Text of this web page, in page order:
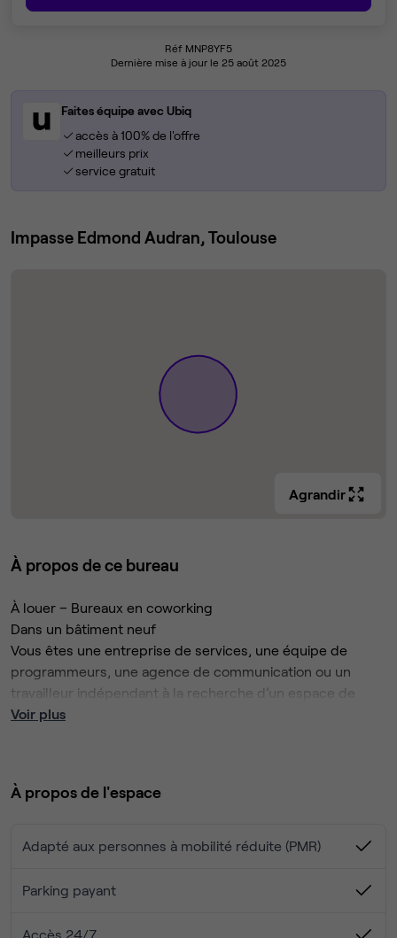
Réf MNP8YF5
Dernière mise à jour le 25 août 2025
Faites équipe avec Ubiq
accès à 100% de l'offre
meilleurs prix
service gratuit
Impasse Edmond Audran, Toulouse
Agrandir
À propos de ce bureau
À louer – Bureaux en coworking
Dans un bâtiment neuf
Vous êtes une entreprise de services, une équipe de
programmeurs, une agence de communication ou un
travailleur indépendant à la recherche d’un espace de
travail confortable, moderne et bien situé ?
espace convivial pensé pour le bien-être et la
8 bureaux fermés à louer, dans un espace partagé
Voir plus
À propos de l'espace
Adapté aux personnes à mobilité réduite (PMR)
Parking payant
Accès 24/7